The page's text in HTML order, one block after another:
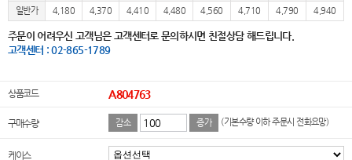
일반가
4,180 4,370 4,410 4,480 4,560 4,710 4,790 4,940
주문이 어려우신 고객님은 고객센터로 문의하시면 친절상담 해드립니다.
고객센터 : 02-865-1789
상품코드 A804763
구매수량 감소 증가 (기본수량 이하 주문시 전화요망)
케이스